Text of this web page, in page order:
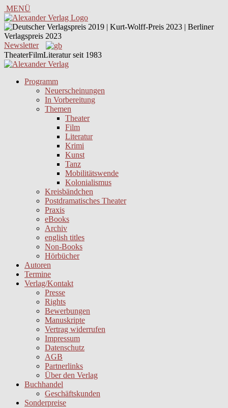
MENÜ
Newsletter
TheaterFilmLiteratur seit 1983
Programm
Neuerscheinungen
In Vorbereitung
Themen
Theater
Film
Literatur
Krimi
Kunst
Tanz
Mobilitätswende
Kolonialismus
Kreisbändchen
Postdramatisches Theater
Praxis
eBooks
Archiv
english titles
Non-Books
Hörbücher
Autoren
Termine
Verlag/Kontakt
Presse
Rights
Bewerbungen
Manuskripte
Vertrag widerrufen
Impressum
Datenschutz
AGB
Partnerlinks
Über den Verlag
Buchhandel
Geschäftskunden
Sonderpreise